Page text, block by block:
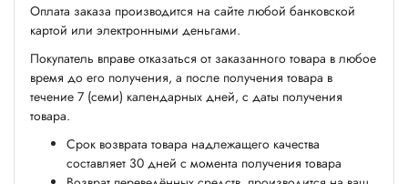
Оплата заказа производится на сайте любой банковской
картой или электронными деньгами.
Покупатель вправе отказаться от заказанного товара в любое
время до его получения, а после получения товара в
течение 7 (семи) календарных дней, с даты получения
товара.
Срок возврата товара надлежащего качества
составляет 30 дней с момента получения товара